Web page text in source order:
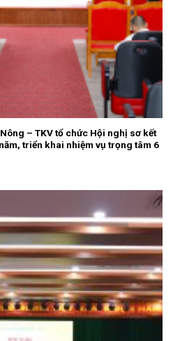
– TKV tổ chức Hội nghị sơ kết
triển khai nhiệm vụ trọng tâm 6